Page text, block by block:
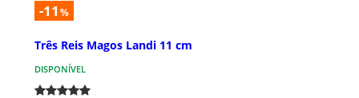
-11 %
Três Reis Magos Landi 11 cm
DISPONÍVEL